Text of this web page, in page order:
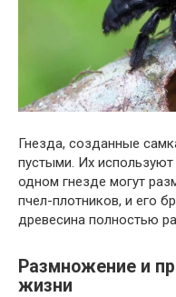
Гнезда, созданные
пустыми. Их
одном гнезде могут
пчел-плотников, и его
древесина полностью
Размножение и
жизни